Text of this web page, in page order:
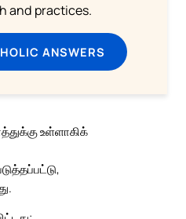
and practices.
ANSWERS
உள்ளாகிக்